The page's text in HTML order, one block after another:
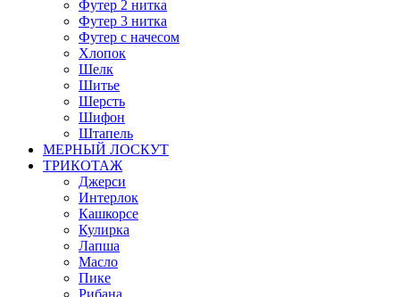
Футер 2 нитка
Футер 3 нитка
Футер с начесом
Хлопок
Шелк
Шитье
Шерсть
Шифон
Штапель
МЕРНЫЙ ЛОСКУТ
ТРИКОТАЖ
Джерси
Интерлок
Кашкорсе
Кулирка
Лапша
Масло
Пике
Рибана